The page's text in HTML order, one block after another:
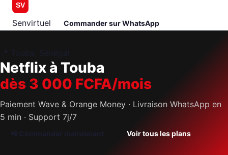
SV
Senvirtuel Commander sur WhatsApp
📍 Touba, Sénégal
Netflix à Touba
dès 3 000 FCFA/mois
Paiement Wave & Orange Money · Livraison WhatsApp en
5 min · Support 7j/7
📲 Commander maintenant Voir tous les plans